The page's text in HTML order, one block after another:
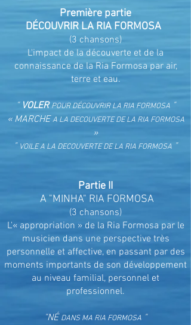
Première partie
DÉCOUVRIR LA RIA FORMOSA
(3 chansons)
L'impact de la découverte et de la
connaissance de la Ria Formosa par air,
terre et eau.
" VOLER POUR DÉCOUVRIR LA RIA FORMOSA "
« MARCHE A LA DECOUVERTE DE LA RIA FORMOSA
»
" VOILE A LA DECOUVERTE DE LA RIA FORMOSA "
Partie II
A "MINHA" RIA FORMOSA
(3 chansons)
L'« appropriation » de la Ria Formosa par le
musicien dans une perspective très
personnelle et affective, en passant par des
moments importants de son développement
au niveau familial, personnel et
professionnel.
"NÉ DANS MA RIA FORMOSA "